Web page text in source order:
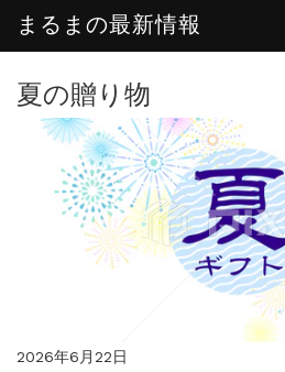
まるましらすやのお知らせ
まるましらすやのお知らせ
しらす、桜えび新漁始まりました！！...
まるましらすやのお知らせ
2026.1.15
合格を❝しらす❞！！知らせよう！...
まるまの最新情報
夏の贈り物
2026年6月22日